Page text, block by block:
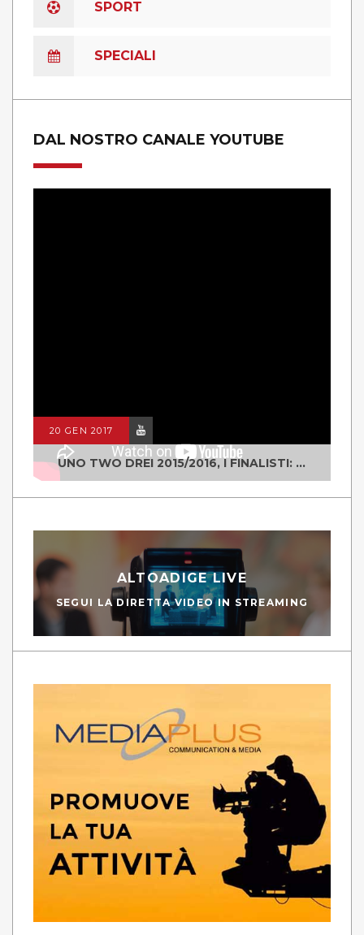
SPORT
SPECIALI
DAL NOSTRO CANALE YOUTUBE
20 GEN 2017
UNO TWO DREI 2015/2016, I FINALISTI: CLASSE IV ALS ISTITUTO "DEGASPERI" BORGO VALSUGANA
ALTOADIGE LIVE
SEGUI LA DIRETTA VIDEO IN STREAMING